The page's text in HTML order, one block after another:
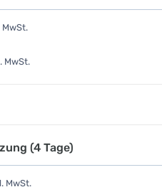
MwSt.
MwSt.
(4 Tage)
MwSt.